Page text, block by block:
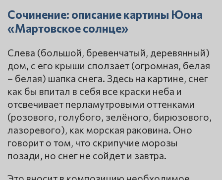
Сочинение: описание картины Юона
«Мартовское солнце»
Слева (большой, бревенчатый, деревянный)
дом, с его крыши сползает (огромная, белая
– белая) шапка снега. Здесь на картине, снег
как бы впитал в себя все краски неба и
отсвечивает перламутровыми оттенками
(розового, голубого, зелёного, бирюзового,
лазоревого), как морская раковина. Оно
говорит о том, что скрипучие морозы
позади, но снег не сойдет и завтра.